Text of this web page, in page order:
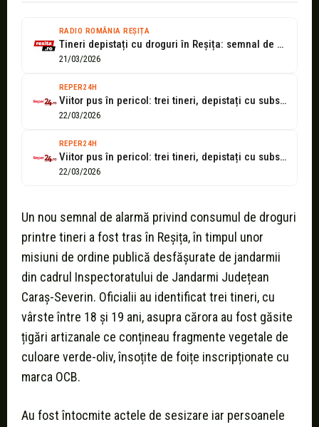
RADIO ROMÂNIA REȘIȚA
Tineri depistați cu droguri în Reșița: semnal de alarmă tras de jandarmii...
21/03/2026
REPER24H
Viitor pus în pericol: trei tineri, depistați cu substanțe suspecte în Reșița
22/03/2026
REPER24H
Viitor pus în pericol: trei tineri, depistați cu substanțe suspecte în Reșița
22/03/2026
Un nou semnal de alarmă privind consumul de droguri
printre tineri a fost tras în Reșița, în timpul unor
misiuni de ordine publică desfășurate de jandarmii
din cadrul Inspectoratului de Jandarmi Județean
Caraș-Severin. Oficialii au identificat trei tineri, cu
vârste între 18 și 19 ani, asupra cărora au fost găsite
țigări artizanale ce conțineau fragmente vegetale de
culoare verde-oliv, însoțite de foițe inscripționate cu
marca OCB.
Au fost întocmite actele de sesizare iar persoanele